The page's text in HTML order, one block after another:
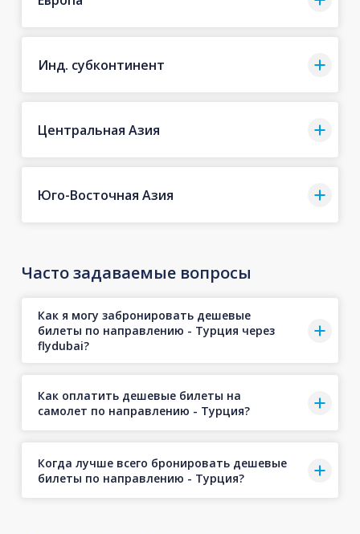
Инд. субконтинент
Центральная Азия
Юго-Восточная Азия
Часто задаваемые вопросы
Как я могу забронировать дешевые
билеты по направлению - Турция через
flydubai?
Как оплатить дешевые билеты на
самолет по направлению - Турция?
Когда лучше всего бронировать дешевые
билеты по направлению - Турция?